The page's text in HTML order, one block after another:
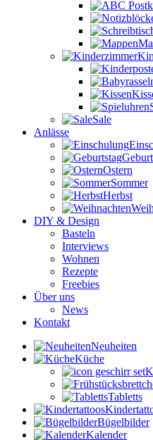
Sale
Anlässe
Ostern
Sommer
Herbst
DIY & Design
Basteln
Interviews
Wohnen
Rezepte
Freebies
Über uns
News
Kontakt
Neuheiten
Küche
Tabletts
Bügelbilder
Kalender